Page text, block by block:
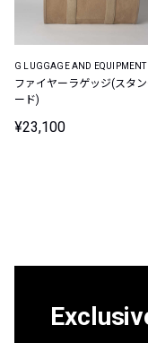
G LUGGAGE AND EQUIPMENT
ファイヤーラゲッジ(スタ
ード)
¥23,100